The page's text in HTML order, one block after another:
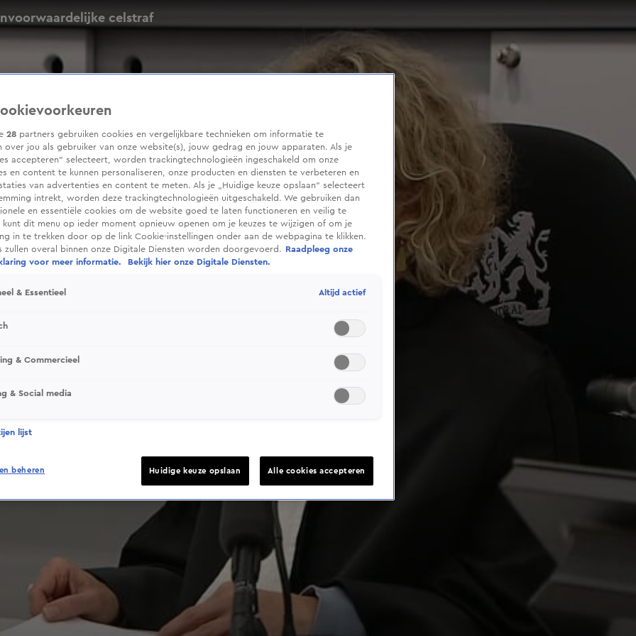
celstraf
28 partners gebruiken cookies en vergelijkbare technieken om informatie te
over jou als gebruiker van onze website(s), jouw gedrag en jouw apparaten. Als je
accepteren” selecteert, worden trackingtechnologieën ingeschakeld om onze
en content te kunnen personaliseren, onze producten en diensten te verbeteren en
van advertenties en content te meten. Als je „Huidige keuze opslaan” selecteert
intrekt, worden deze trackingtechnologieën uitgeschakeld. We gebruiken dan
en essentiële cookies om de website goed te laten functioneren en veilig te
kunt dit menu op ieder moment opnieuw openen om je keuzes te wijzigen of om je
in te trekken door op de link Cookie-instellingen onder aan de webpagina te klikken.
zullen overal binnen onze Digitale Diensten worden doorgevoerd.
Raadpleeg onze
voor meer informatie.
Bekijk hier onze Digitale Diensten.
& Essentieel Altijd actief
& Commercieel
& Social media
lijst
beheren Huidige keuze opslaan Alle cookies accepteren